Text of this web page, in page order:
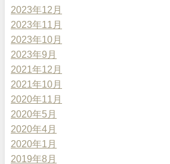
2023年12月
2023年11月
2023年10月
2023年9月
2021年12月
2021年10月
2020年11月
2020年5月
2020年4月
2020年1月
2019年8月